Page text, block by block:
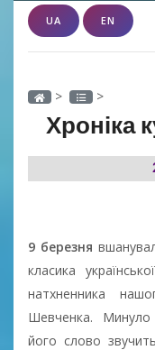
UA EN
> >
Хроніка
9 березня
класика
натхненника
Шевченка.
його слово